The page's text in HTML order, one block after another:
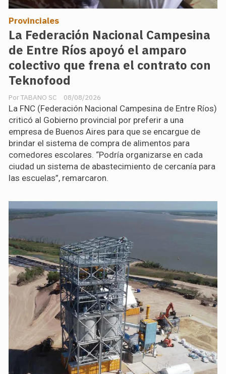
La Federación Nacional Campesina
de Entre Ríos apoyó el amparo
colectivo que frena el contrato con
Teknofood
TABANO SC
Provinciales
08/08/2026
La FNC (Federación Nacional Campesina de Entre Ríos)
criticó al Gobierno provincial por preferir a una
empresa de Buenos Aires para que se encargue de
brindar el sistema de compra de alimentos para
comedores escolares. “Podría organizarse en cada
ciudad un sistema de abastecimiento de cercanía para
las escuelas”, remarcaron.